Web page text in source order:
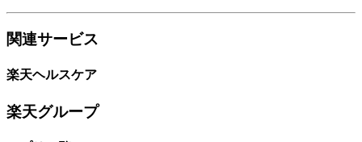
関連サービス
楽天ヘルスケア
楽天グループ